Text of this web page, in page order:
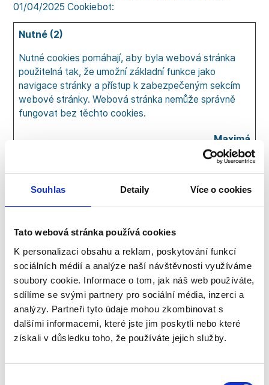
Souhlas Detaily Více o cookies
Tato webová stránka používá cookies
K personalizaci obsahu a reklam, poskytování funkcí
sociálních médií a analýze naší návštěvnosti využíváme
soubory cookie. Informace o tom, jak náš web používáte,
sdílíme se svými partnery pro sociální média, inzerci a
analýzy. Partneři tyto údaje mohou zkombinovat s
dalšími informacemi, které jste jim poskytli nebo které
získali v důsledku toho, že používáte jejich služby.
01/04/2025Cookiebot:
Nutné (2)
Nutné cookies pomáhají, aby byla webová stránka
použitelná tak, že umožní základní funkce jako
navigace stránky a přístup k zabezpečeným sekcím
webové stránky. Webová stránka nemůže správně
fungovat bez těchto cookies.
Maximální
doba
skladování
_cfuvid
This cookie is a
by Cloudflare -
balancing,
deliverance of
website content
and serving DNS
connection for
website operators.
Relace
CookieCon Cookiebot
Stores the user's
1 rok